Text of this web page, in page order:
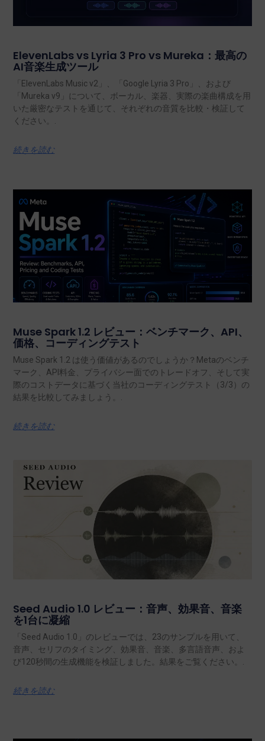
ElevenLabs vs Lyria 3 Pro vs Mureka：最高の
AI音楽生成ツール
「ElevenLabs Music v2」、「Google Lyria 3 Pro」、および
「Mureka v9」について、ボーカル、楽器、実際の楽曲構成を用
いた厳密なテストを通じて、それぞれの音質を比較・検証して
ください。.
続きを読む
Muse Spark 1.2 レビュー：ベンチマーク、API、
価格、コーディングテスト
Muse Spark 1.2 は使う価値があるのでしょうか？Metaのベンチ
マーク、API料金、プライバシー面でのトレードオフ、そして実
際のコストデータに基づく当社のコーディングテスト（3/3）の
結果を比較してみましょう。.
続きを読む
Seed Audio 1.0 レビュー：音声、効果音、音楽
を1台に凝縮
「Seed Audio 1.0」のレビューでは、23のサンプルを用いて、
音声、セリフのタイミング、効果音、音楽、多言語音声、およ
び120秒間の生成機能を検証しました。結果をご覧ください。.
続きを読む